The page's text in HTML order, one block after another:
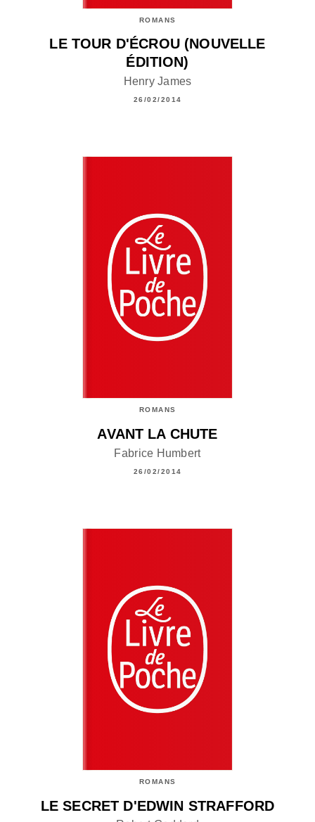
ROMANS
LE TOUR D'ÉCROU (NOUVELLE
ÉDITION)
Henry James
26/02/2014
ROMANS
AVANT LA CHUTE
Fabrice Humbert
26/02/2014
ROMANS
LE SECRET D'EDWIN STRAFFORD